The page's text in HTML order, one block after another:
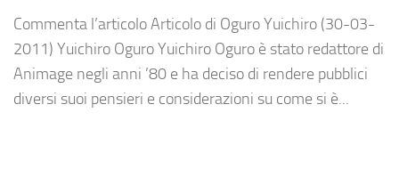
Commenta l’articolo Articolo di Oguro Yuichiro (30-03-
2011) Yuichiro Oguro Yuichiro Oguro è stato redattore di
Animage negli anni ’80 e ha deciso di rendere pubblici
diversi suoi pensieri e considerazioni su come si è...